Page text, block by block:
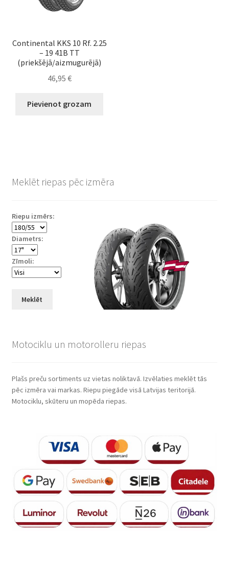
Continental KKS 10 Rf. 2.25
– 19 41B TT
(priekšējā/aizmugurējā)
46,95 €
Pievienot grozam
Meklēt riepas pēc izmēra
Riepu izmērs:
Diametrs:
Zīmoli:
Meklēt
Motociklu un motorolleru riepas
Plašs preču sortiments uz vietas noliktavā. Izvēlaties meklēt tās
pēc izmēra vai markas. Riepu piegāde visā Latvijas teritorijā.
Motociklu, skūteru un mopēda riepas.